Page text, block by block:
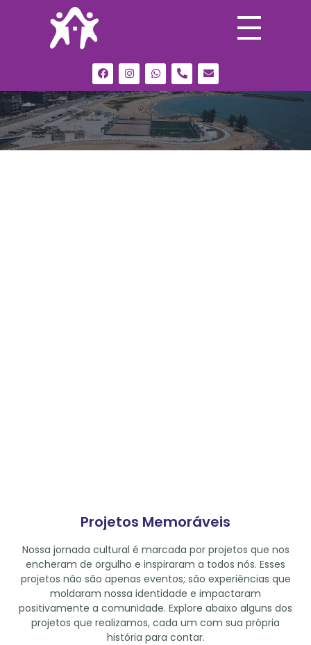
Projetos Memoráveis
Nossa jornada cultural é marcada por projetos que nos
encheram de orgulho e inspiraram a todos nós. Esses
projetos não são apenas eventos; são experiências que
moldaram nossa identidade e impactaram
positivamente a comunidade. Explore abaixo alguns dos
projetos que realizamos, cada um com sua própria
história para contar.